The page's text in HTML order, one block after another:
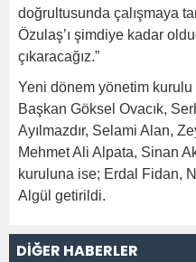
doğrultusunda çalışmaya
Özulaş’ı şimdiye kadar
çıkaracağız.”
Yeni dönem yönetim
Başkan Göksel Ovacık,
Ayılmazdır, Selami Alan,
Mehmet Ali Alpata, Sinan
kuruluna ise; Erdal Fidan,
Algül getirildi.
DİĞER HABERLER